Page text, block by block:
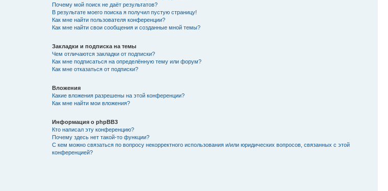
Почему мой поиск не даёт результатов?
В результате моего поиска я получил пустую страницу!
Как мне найти пользователя конференции?
Как мне найти свои сообщения и созданные мной темы?
Закладки и подписка на темы
Чем отличаются закладки от подписки?
Как мне подписаться на определённую тему или форум?
Как мне отказаться от подписки?
Вложения
Какие вложения разрешены на этой конференции?
Как мне найти мои вложения?
Информация о phpBB3
Кто написал эту конференцию?
Почему здесь нет такой-то функции?
С кем можно связаться по вопросу некорректного использования и/или юридических вопросов, связанных с этой
конференцией?